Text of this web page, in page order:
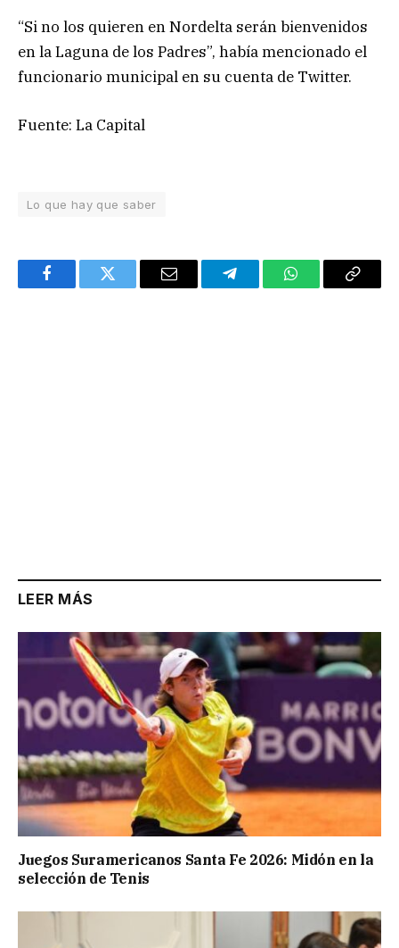
“Si no los quieren en Nordelta serán bienvenidos
en la Laguna de los Padres”, había mencionado el
funcionario municipal en su cuenta de Twitter.
Fuente: La Capital
Lo que hay que saber
FacebookTwitter Email TelegramWhatsAppCopy
LEER MÁS
Juegos Suramericanos Santa Fe 2026: Midón en la
selección de Tenis